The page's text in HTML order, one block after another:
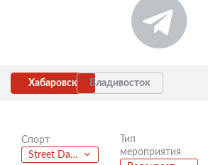
Хабаровск Владивосток
Спорт
Street Dance
Тип
мероприятия